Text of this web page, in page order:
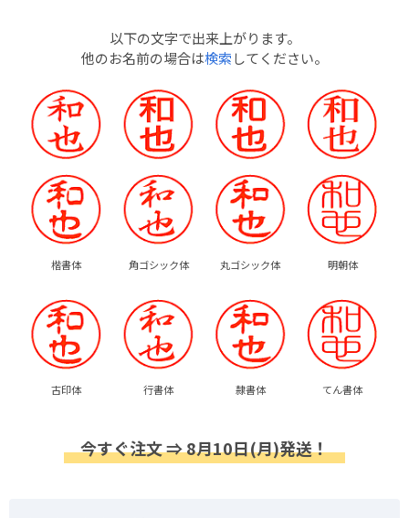
以下の文字で出来上がります。
他のお名前の場合は検索してください。
楷書体 角ゴシック体 丸ゴシック体 明朝体
古印体 行書体 隷書体 てん書体
今すぐ注文 ⇒ 8月10日(月)発送！